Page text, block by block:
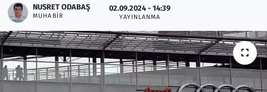
NUSRET ODABAŞ
MUHABIR
02.09.2024 - 14:39
YAYINLANMA
Ramazan
Resmi İlanlar